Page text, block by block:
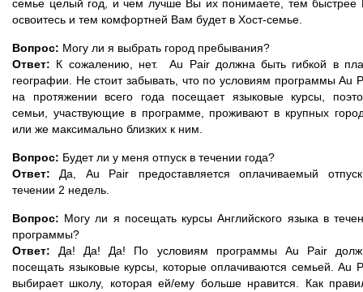
семье целый год, и чем лучше Вы их понимаете, тем быстрее
освоитесь и тем комфортней Вам будет в Хост-семье.
Вопрос: Могу ли я выбрать город пребывания?
Ответ: К сожалению, нет. Au Pair должна быть гибкой в
географии. Не стоит забывать, что по условиям программы Au
на протяжении всего года посещает языковые курсы,
семьи, участвующие в программе, проживают в крупных
или же максимально близких к ним.
Вопрос: Будет ли у меня отпуск в течении года?
Ответ: Да, Au Pair предоставляется оплачиваемый
течении 2 недель.
Вопрос: Могу ли я посещать курсы Английского языка в
программы?
Ответ: Да! Да! Да! По условиям программы Au Pair
посещать языковые курсы, которые оплачиваются семьей. Au
выбирает школу, которая ей/ему больше нравится. Как